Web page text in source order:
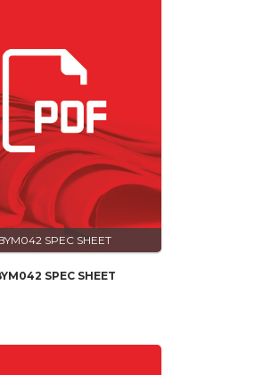
SPEC SHEET
SPEC SHEET